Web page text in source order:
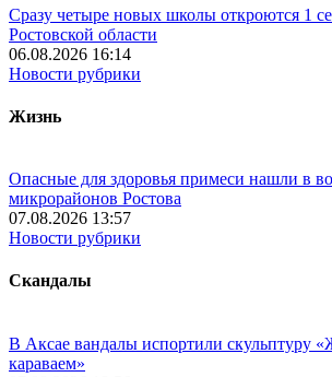
Сразу четыре новых школы откроются 1
Ростовской области
06.08.2026 16:14
Новости рубрики
Жизнь
Опасные для здоровья примеси нашли в
микрорайонов Ростова
07.08.2026 13:57
Новости рубрики
Скандалы
В Аксае вандалы испортили скульптуру
караваем»